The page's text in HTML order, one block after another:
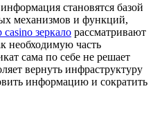
становятся базой
механизмов и функций,
casino зеркало рассматривают
необходимую часть
сама по себе не решает
вернуть инфраструктуру
информацию и сократить